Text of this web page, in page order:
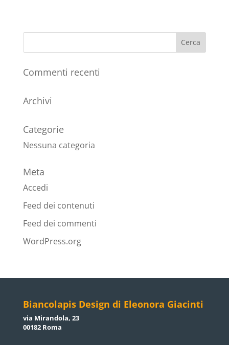
Commenti recenti
Archivi
Categorie
Nessuna categoria
Meta
Accedi
Feed dei contenuti
Feed dei commenti
WordPress.org
Biancolapis Design di Eleonora Giacinti
via Mirandola, 23
00182 Roma